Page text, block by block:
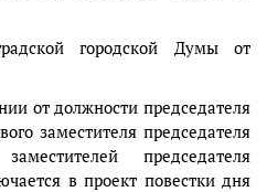
городской Думы от
от должности председателя
заместителя председателя
председателя
в проект повестки дня